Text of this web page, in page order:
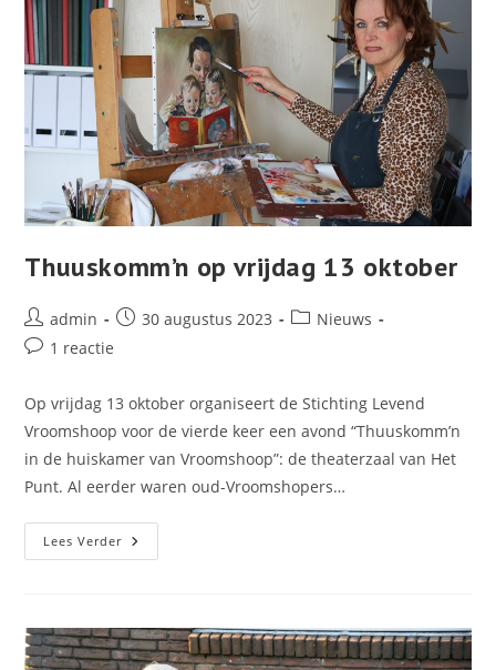
Thuuskomm’n op vrijdag 13 oktober
Bericht
auteur:
admin
Bericht30 augustus 2023 Berichtcategorie:
Nieuws
Bericht1 reactie
Op vrijdag 13 oktober organiseert de Stichting Levend
Vroomshoop voor de vierde keer een avond “Thuuskomm’n
in de huiskamer van Vroomshoop”: de theaterzaal van Het
Punt. Al eerder waren oud-Vroomshopers…
Lees VerderThuuskomm’n
Op